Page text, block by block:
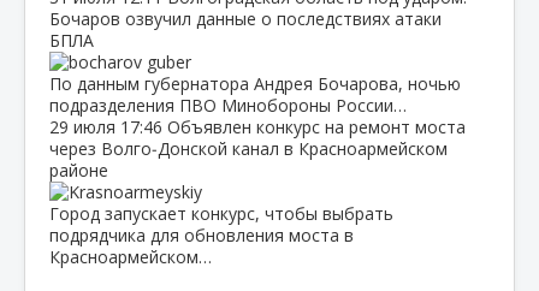
Бочаров озвучил данные о последствиях атаки
БПЛА
По данным губернатора Андрея Бочарова, ночью
подразделения ПВО Минобороны России…
29 июля 17:46 Объявлен конкурс на ремонт моста
через Волго‑Донской канал в Красноармейском
районе
Город запускает конкурс, чтобы выбрать
подрядчика для обновления моста в
Красноармейском…